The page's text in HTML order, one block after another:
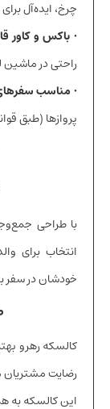
چرخ، ایده‌آل
• باکس و کاور
راحتی در
• مناسب
پروازها (طبق
با طراحی
انتخاب برای
خودشان در سفر
کالسکه رهرو
رضایت مشتریان
این کالسکه به